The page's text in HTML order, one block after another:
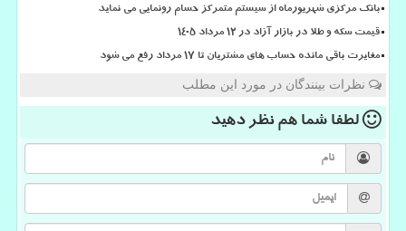
بانک مرکزی شهریورماه از سیستم متمرکز حسام رونمایی می نماید
قیمت سکه و طلا در بازار آزاد در ۱۲ مرداد ۱۴۰۵
مغایرت باقی مانده حساب های مشتریان تا 17 مرداد رفع می شود
نظرات بینندگان در مورد این مطلب
لطفا شما همنظر دهید